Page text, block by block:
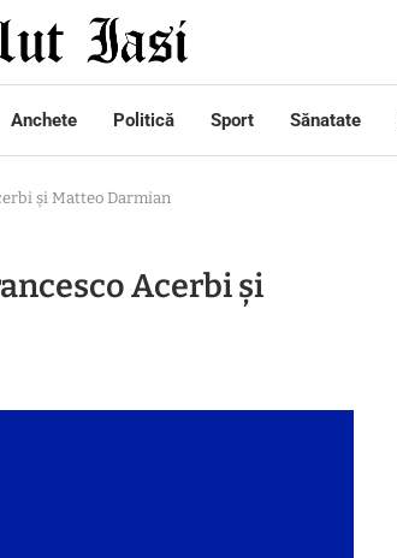
Anchete Politică Sport Sănatate
şi Matteo Darmian
Acerbi şi